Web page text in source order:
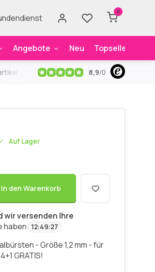
0
Angebote Neu Topseller
Kostenloser Versandab 59€
8,9/0
Auf Lager
In den Warenkorb
wir versenden Ihre
haben 12:49:27
- Größe 1,2 mm - für
GRATIS!